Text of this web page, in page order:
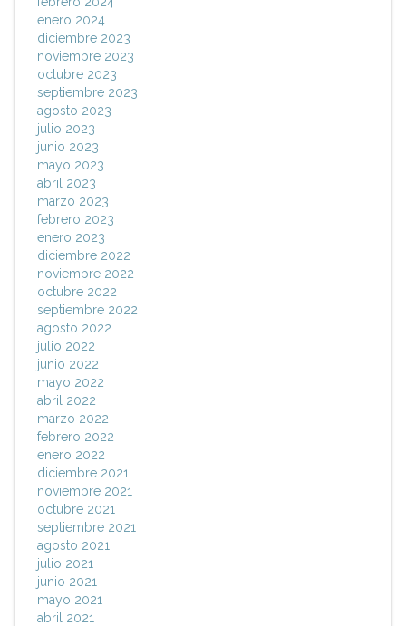
enero 2024
diciembre 2023
noviembre 2023
octubre 2023
septiembre 2023
agosto 2023
julio 2023
junio 2023
mayo 2023
abril 2023
marzo 2023
febrero 2023
enero 2023
diciembre 2022
noviembre 2022
octubre 2022
septiembre 2022
agosto 2022
julio 2022
junio 2022
mayo 2022
abril 2022
marzo 2022
febrero 2022
enero 2022
diciembre 2021
noviembre 2021
octubre 2021
septiembre 2021
agosto 2021
julio 2021
junio 2021
mayo 2021
abril 2021